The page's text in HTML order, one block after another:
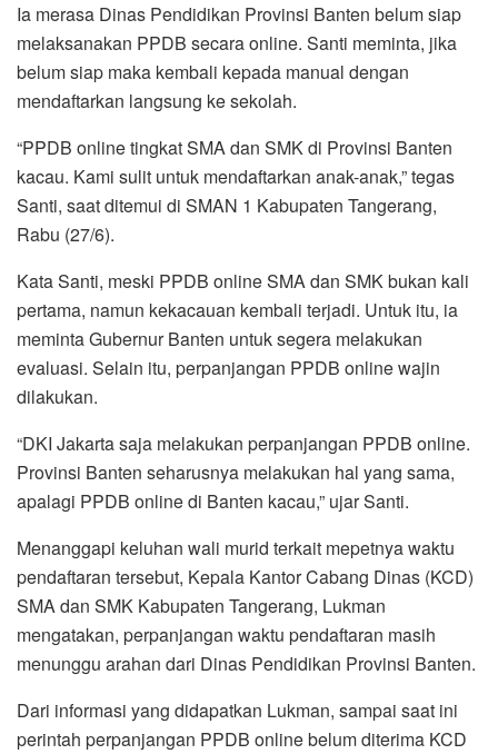
Ia merasa Dinas Pendidikan Provinsi Banten belum siap
melaksanakan PPDB secara online. Santi meminta, jika
belum siap maka kembali kepada manual dengan
mendaftarkan langsung ke sekolah.
“PPDB online tingkat SMA dan SMK di Provinsi Banten
kacau. Kami sulit untuk mendaftarkan anak-anak,” tegas
Santi, saat ditemui di SMAN 1 Kabupaten Tangerang,
Rabu (27/6).
Kata Santi, meski PPDB online SMA dan SMK bukan kali
pertama, namun kekacauan kembali terjadi. Untuk itu, ia
meminta Gubernur Banten untuk segera melakukan
evaluasi. Selain itu, perpanjangan PPDB online wajin
dilakukan.
“DKI Jakarta saja melakukan perpanjangan PPDB online.
Provinsi Banten seharusnya melakukan hal yang sama,
apalagi PPDB online di Banten kacau,” ujar Santi.
Menanggapi keluhan wali murid terkait mepetnya waktu
pendaftaran tersebut, Kepala Kantor Cabang Dinas (KCD)
SMA dan SMK Kabupaten Tangerang, Lukman
mengatakan, perpanjangan waktu pendaftaran masih
menunggu arahan dari Dinas Pendidikan Provinsi Banten.
Dari informasi yang didapatkan Lukman, sampai saat ini
perintah perpanjangan PPDB online belum diterima KCD